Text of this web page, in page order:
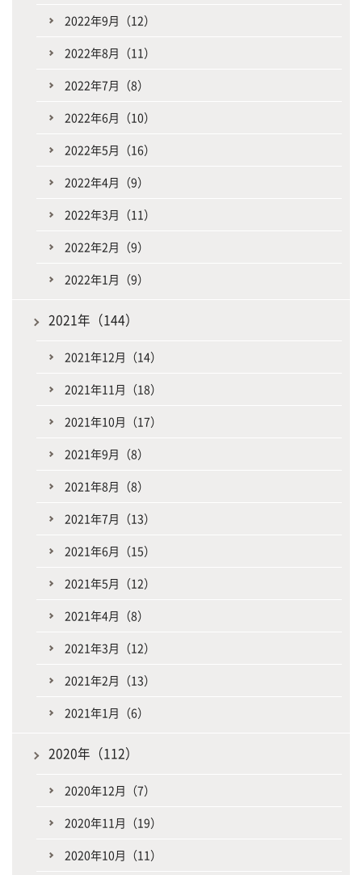
2022年9月（12）
2022年8月（11）
2022年7月（8）
2022年6月（10）
2022年5月（16）
2022年4月（9）
2022年3月（11）
2022年2月（9）
2022年1月（9）
2021年（144）
2021年12月（14）
2021年11月（18）
2021年10月（17）
2021年9月（8）
2021年8月（8）
2021年7月（13）
2021年6月（15）
2021年5月（12）
2021年4月（8）
2021年3月（12）
2021年2月（13）
2021年1月（6）
2020年（112）
2020年12月（7）
2020年11月（19）
2020年10月（11）